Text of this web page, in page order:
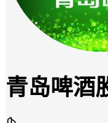
青岛啤酒